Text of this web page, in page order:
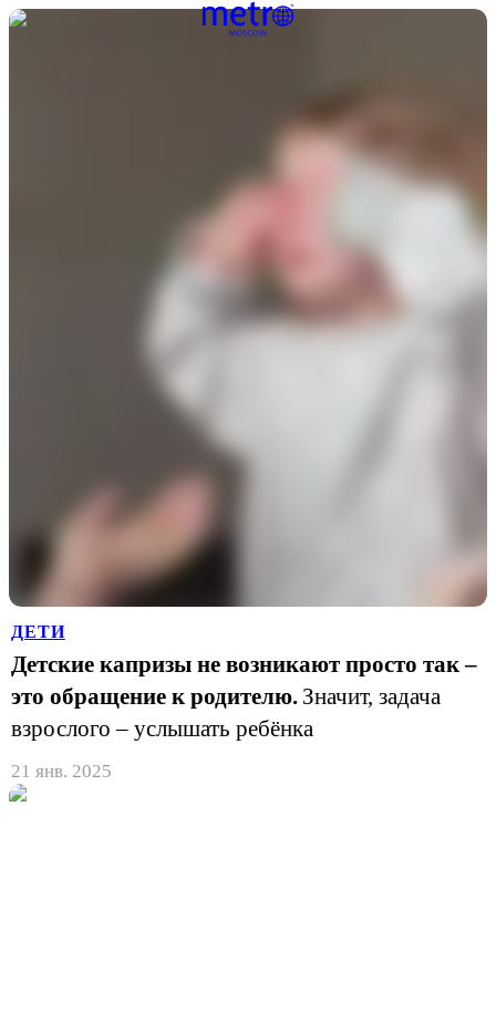
ДЕТИ
Детские капризы не возникают просто так –
это обращение к родителю. Значит, задача
взрослого – услышать ребёнка
21 янв. 2025